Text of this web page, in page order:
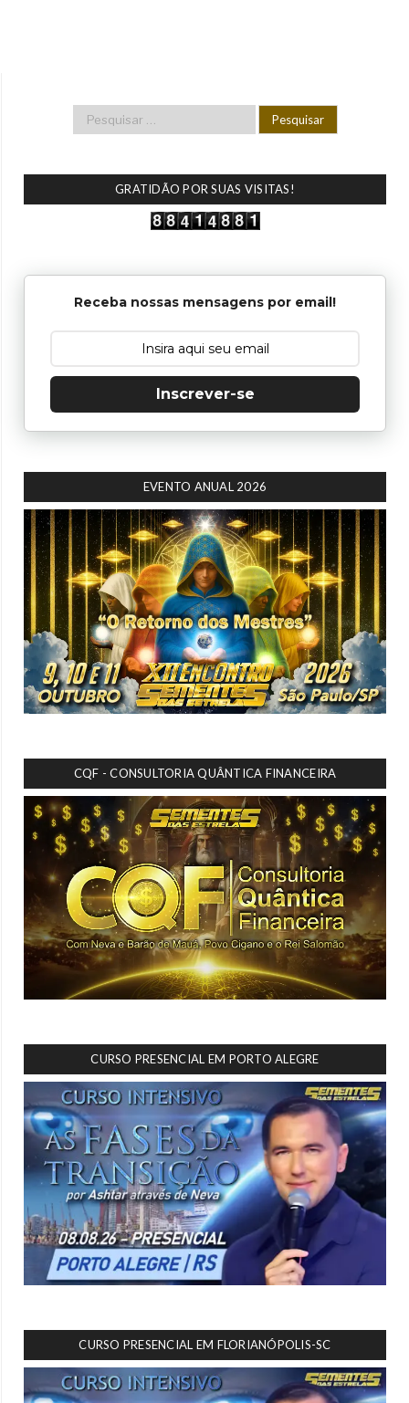
GRATIDÃO POR SUAS VISITAS!
Receba nossas mensagens por email!
Inscrever-se
EVENTO ANUAL 2026
CQF - CONSULTORIA QUÂNTICA FINANCEIRA
CURSO PRESENCIAL EM PORTO ALEGRE
CURSO PRESENCIAL EM FLORIANÓPOLIS-SC